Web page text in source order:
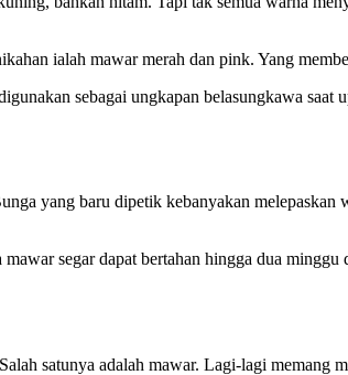
ialah mawar merah dan pink. Yang
sebagai ungkapan belasungkawa saat
yang baru dipetik kebanyakan
segar dapat bertahan hingga dua
satunya adalah mawar. Lagi-lagi memang